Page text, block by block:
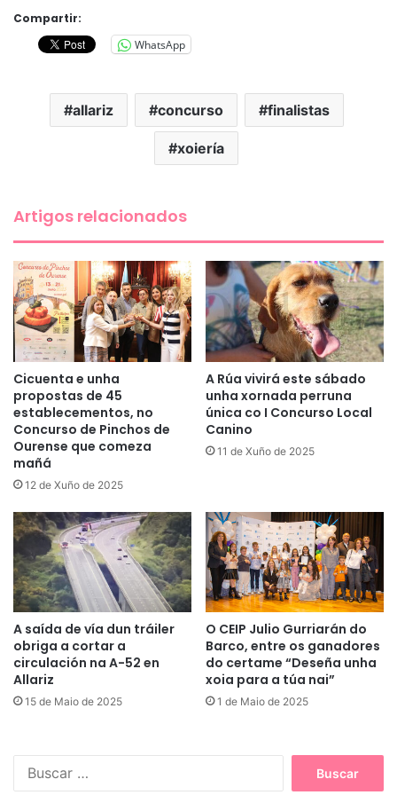
Compartir:
WhatsApp
allariz concurso finalistas
xoiería
Artigos relacionados
Cicuenta e unha
propostas de 45
establecementos, no
Concurso de Pinchos de
Ourense que comeza
mañá
12 de Xuño de 2025
A Rúa vivirá este sábado
unha xornada perruna
única co I Concurso Local
Canino
11 de Xuño de 2025
A saída de vía dun tráiler
obriga a cortar a
circulación na A-52 en
Allariz
15 de Maio de 2025
O CEIP Julio Gurriarán do
Barco, entre os ganadores
do certame “Deseña unha
xoia para a túa nai”
1 de Maio de 2025